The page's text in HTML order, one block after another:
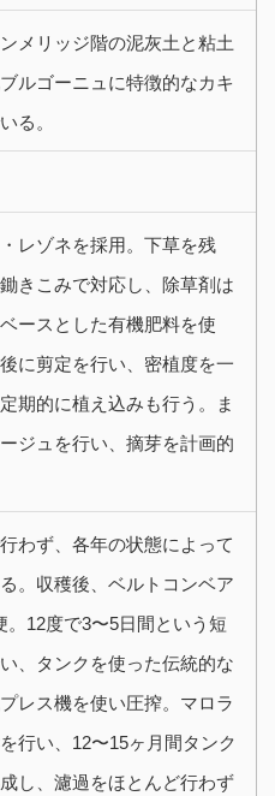
メリッジ階の泥灰土と粘土
ルゴーニュに特徴的なカキ
いる。
レゾネを採用。下草を残
きこみで対応し、除草剤は
ースとした有機肥料を使
に剪定を行い、密植度を一
期的に植え込みも行う。ま
ジュを行い、摘芽を計画的
わず、各年の状態によって
。収穫後、ベルトコンベア
。12度で3〜5日間という短
、タンクを使った伝統的な
レス機を使い圧搾。マロラ
行い、12〜15ヶ月間タンク
し、濾過をほとんど行わず